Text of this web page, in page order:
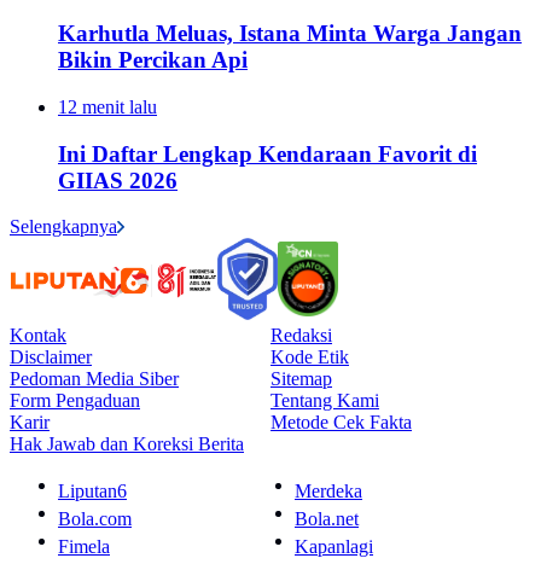
Karhutla Meluas, Istana Minta Warga Jangan
Bikin Percikan Api
12 menit lalu
Ini Daftar Lengkap Kendaraan Favorit di
GIIAS 2026
Selengkapnya
Kontak
Redaksi
Disclaimer
Kode Etik
Pedoman Media Siber
Sitemap
Form Pengaduan
Tentang Kami
Karir
Metode Cek Fakta
Hak Jawab dan Koreksi Berita
Liputan6
Merdeka
Bola.com
Bola.net
Fimela
Kapanlagi